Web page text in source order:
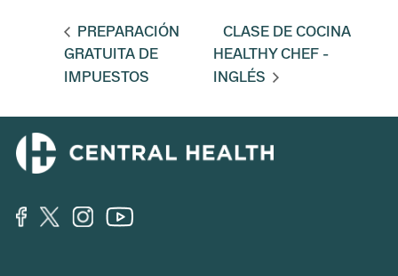
PREPARACIÓN
GRATUITA DE
IMPUESTOS
CLASE DE COCINA
HEALTHY CHEF -
INGLÉS